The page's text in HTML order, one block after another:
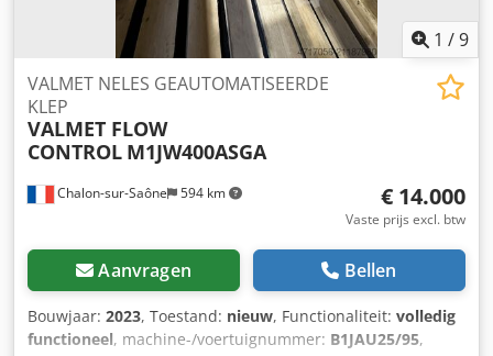
1 /9
Chalon-sur-Saône 594 km
VALMET NELES GEAUTOMATISEERDE
KLEP
VALMET FLOW
CONTROL M1JW400ASGA
€ 14.000
Vaste prijs excl. btw
Aanvragen Bellen
Bouwjaar: 2023, Toestand: nieuw, Functionaliteit: volledig
functioneel, machine-/voertuignummer: B1JAU25/95,